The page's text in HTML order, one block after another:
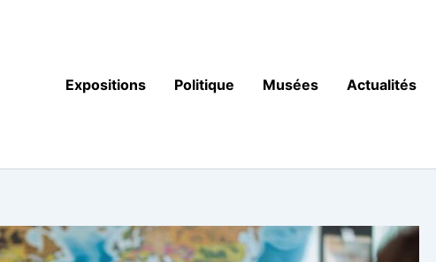
Expositions
Politique Musées Actualités